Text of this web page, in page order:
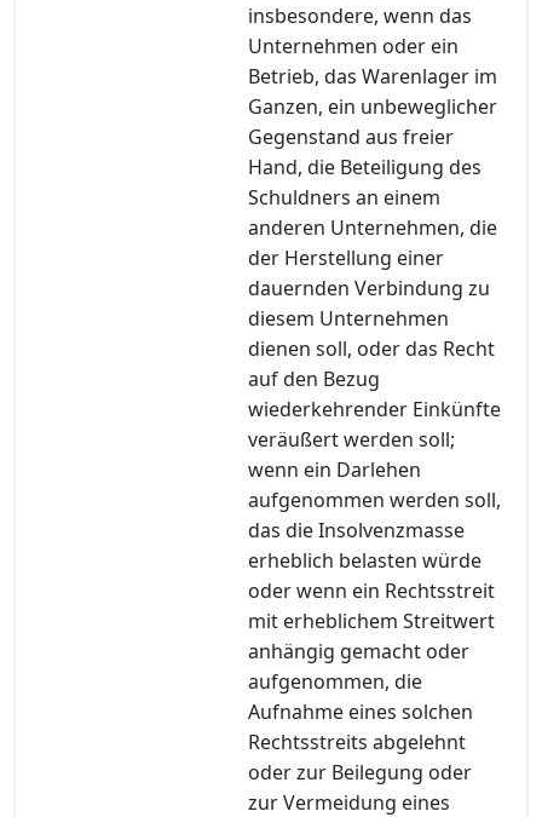
insbesondere, wenn das
Unternehmen oder ein
Betrieb, das Warenlager im
Ganzen, ein unbeweglicher
Gegenstand aus freier
Hand, die Beteiligung des
Schuldners an einem
anderen Unternehmen, die
der Herstellung einer
dauernden Verbindung zu
diesem Unternehmen
dienen soll, oder das Recht
auf den Bezug
wiederkehrender Einkünfte
veräußert werden soll;
wenn ein Darlehen
aufgenommen werden soll,
das die Insolvenzmasse
erheblich belasten würde
oder wenn ein Rechtsstreit
mit erheblichem Streitwert
anhängig gemacht oder
aufgenommen, die
Aufnahme eines solchen
Rechtsstreits abgelehnt
oder zur Beilegung oder
zur Vermeidung eines